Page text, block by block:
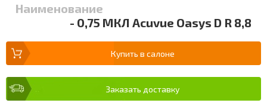
Наименование
- 0,75 МКЛ Acuvue Oasys D R 8,8
Купить в салоне
Заказать доставку